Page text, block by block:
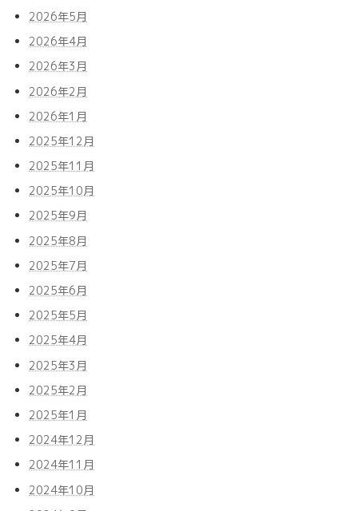
2026年5月
2026年4月
2026年3月
2026年2月
2026年1月
2025年12月
2025年11月
2025年10月
2025年9月
2025年8月
2025年7月
2025年6月
2025年5月
2025年4月
2025年3月
2025年2月
2025年1月
2024年12月
2024年11月
2024年10月